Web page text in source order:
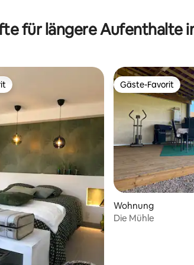
für längere Aufenthalte
Favorit. Gäste-Favorit
Gäste-Favorit
Wohnung
Die Mühle